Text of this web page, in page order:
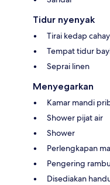
Tidur nyenyak
Tirai kedap
Tempat tidur
Seprai linen
Menyegarkan
Kamar mandi
Shower pijat air
Shower
Perlengkapan
Pengering
Disediakan